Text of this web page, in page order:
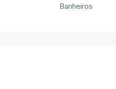
Banheiros